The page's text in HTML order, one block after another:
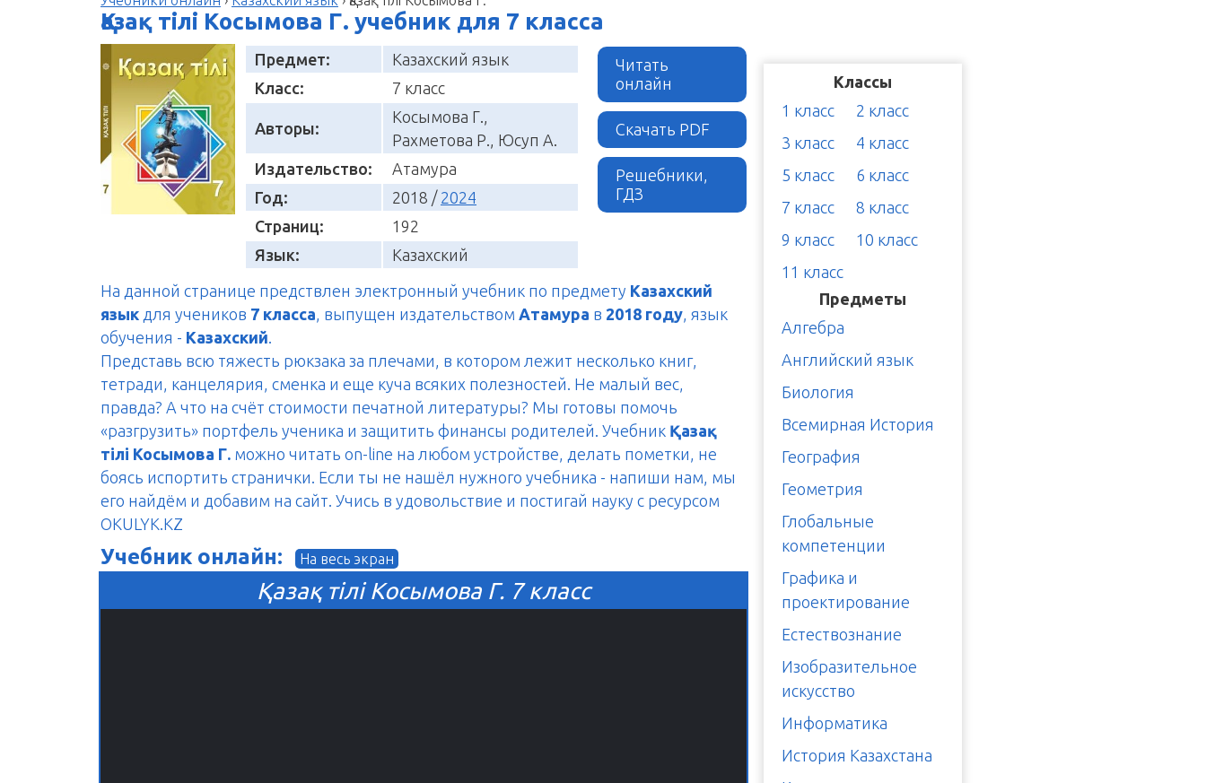
Қазақ тілі Косымова Г. учебник для 7 класса
Предмет:
Казахский язык
Класс:
7 класс
Авторы:
Косымова Г.,
Рахметова Р., Юсуп А.
Издательство:
Атамура
Год:
2018 / 2024
Страниц:
192
Язык:
Казахский
Читать
онлайн
Скачать PDF
Решебники,
ГДЗ
На данной странице предствлен электронный учебник по предмету Казахский
язык для учеников 7 класса , выпущен издательством Атамура в 2018 году , язык
обучения - Казахский
Представь всю тяжесть рюкзака за плечами, в котором лежит несколько книг,
тетради, канцелярия, сменка и еще куча всяких полезностей. Не малый вес,
правда? А что на счёт стоимости печатной литературы? Мы готовы помочь
«разгрузить» портфель ученика и защитить финансы родителей. Учебник Қазақ
тілі Косымова Г. можно читать on-line на любом устройстве, делать пометки, не
боясь испортить странички. Если ты не нашёл нужного учебника - напиши нам, мы
его найдём и добавим на сайт. Учись в удовольствие и постигай науку с ресурсом
OKULYK.KZ
Учебник онлайн: На весь экран
Қазақ тілі Косымова Г. 7 класс
Классы
1 класс
2 класс
3 класс
4 класс
5 класс
6 класс
7 класс
8 класс
9 класс
10 класс
11 класс
Предметы
Алгебра
Английский язык
Биология
Всемирная История
География
Геометрия
Глобальные
компетенции
Графика и
проектирование
Естествознание
Изобразительное
искусство
Информатика
История Казахстана